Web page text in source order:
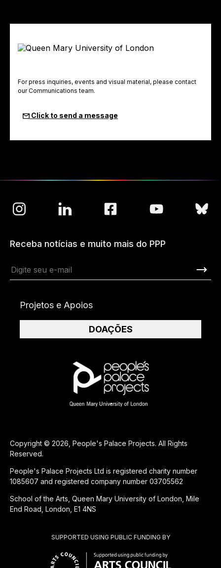
For press inquiries, events and visual material, please contact
our Communications team.
Click to send a message
SUPPORTED USING PUBLIC FUNDING BY
Copyright © 2026, People's Palace Projects. All Rights
Reserved.
People's Palace Projects Ltd is registered charity number
1085607 and registered company number 03705562
School of the Arts, Queen Mary University of London, Mile
End Road, London, E1 4NS
Receba notícias e muito mais do PPP
Projetos e Apoios
DOAÇÕES